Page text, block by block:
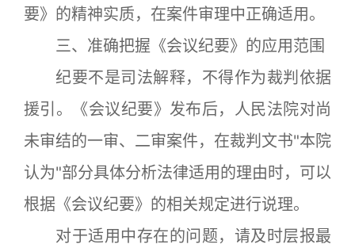
要》的精神实质，在案件审理中正确适用。
三、准确把握《会议纪要》的应用范围
纪要不是司法解释，不得作为裁判依据
援引。《会议纪要》发布后，人民法院对尚
未审结的一审、二审案件，在裁判文书"本院
认为"部分具体分析法律适用的理由时，可以
根据《会议纪要》的相关规定进行说理。
对于适用中存在的问题，请及时层报最